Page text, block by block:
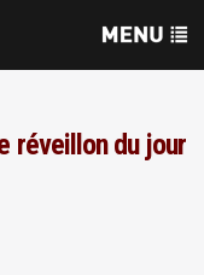
réveillon du jour